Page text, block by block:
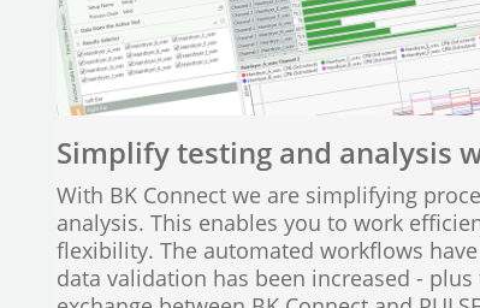
Simplify testing and analysis
With BK Connect we are simplifying
analysis. This enables you to work
flexibility. The automated workflows
data validation has been increased -